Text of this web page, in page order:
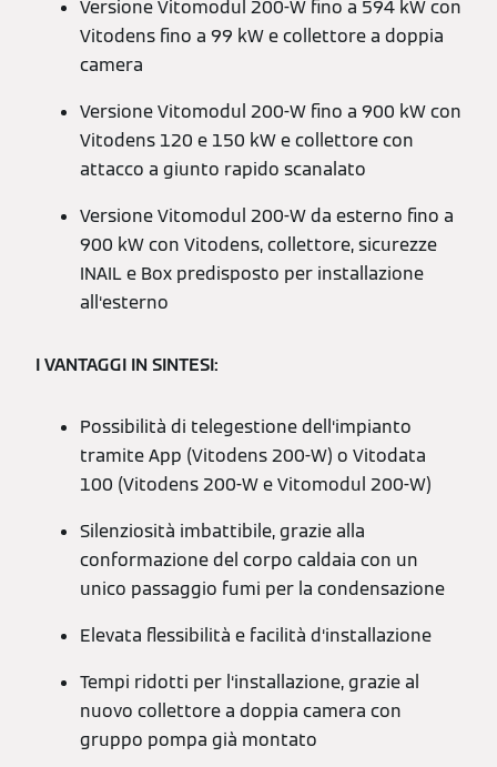
Versione Vitomodul 200-W fino a 594 kW con
Vitodens fino a 99 kW e collettore a doppia
camera
Versione Vitomodul 200-W fino a 900 kW con
Vitodens 120 e 150 kW e collettore con
attacco a giunto rapido scanalato
Versione Vitomodul 200-W da esterno fino a
900 kW con Vitodens, collettore, sicurezze
INAIL e Box predisposto per installazione
all‘esterno
I VANTAGGI IN SINTESI:
Possibilità di telegestione dell‘impianto
tramite App (Vitodens 200-W) o Vitodata
100 (Vitodens 200-W e Vitomodul 200-W)
Silenziosità imbattibile, grazie alla
conformazione del corpo caldaia con un
unico passaggio fumi per la condensazione
Elevata flessibilità e facilità d‘installazione
Tempi ridotti per l‘installazione, grazie al
nuovo collettore a doppia camera con
gruppo pompa già montato